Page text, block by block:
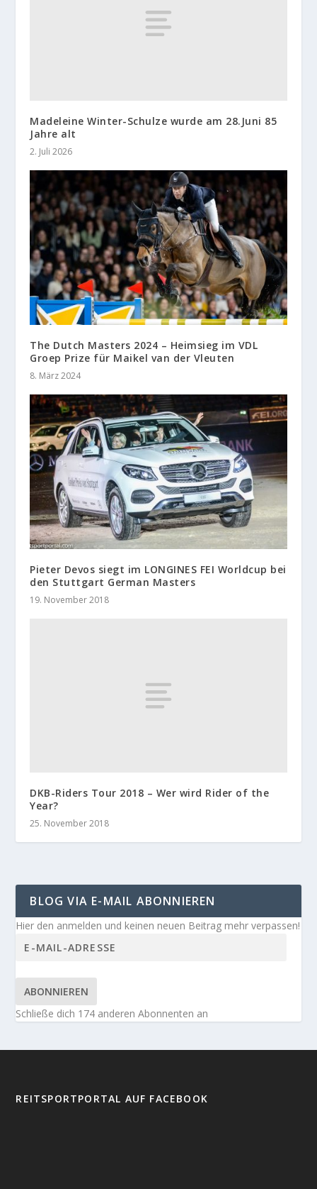
Madeleine Winter-Schulze wurde am 28.Juni 85
Jahre alt
2. Juli 2026
The Dutch Masters 2024 – Heimsieg im VDL
Groep Prize für Maikel van der Vleuten
8. März 2024
Pieter Devos siegt im LONGINES FEI Worldcup bei
den Stuttgart German Masters
19. November 2018
DKB-Riders Tour 2018 – Wer wird Rider of the
Year?
25. November 2018
BLOG VIA E-MAIL ABONNIEREN
Hier den anmelden und keinen neuen Beitrag mehr verpassen!
ABONNIEREN
Schließe dich 174 anderen Abonnenten an
REITSPORTPORTAL AUF FACEBOOK